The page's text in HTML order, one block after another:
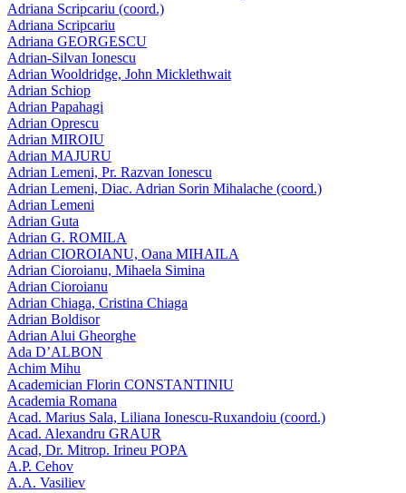
Adriana Scripcariu (coord.)
Adriana Scripcariu
Adriana GEORGESCU
Adrian-Silvan Ionescu
Adrian Wooldridge, John Micklethwait
Adrian Schiop
Adrian Papahagi
Adrian Oprescu
Adrian MIROIU
Adrian MAJURU
Adrian Lemeni, Pr. Razvan Ionescu
Adrian Lemeni, Diac. Adrian Sorin Mihalache (coord.)
Adrian Lemeni
Adrian Guta
Adrian G. ROMILA
Adrian CIOROIANU, Oana MIHAILA
Adrian Cioroianu, Mihaela Simina
Adrian Cioroianu
Adrian Chiaga, Cristina Chiaga
Adrian Boldisor
Adrian Alui Gheorghe
Ada D’ALBON
Achim Mihu
Academician Florin CONSTANTINIU
Academia Romana
Acad. Marius Sala, Liliana Ionescu-Ruxandoiu (coord.)
Acad. Alexandru GRAUR
Acad, Dr. Mitrop. Irineu POPA
A.P. Cehov
A.A. Vasiliev